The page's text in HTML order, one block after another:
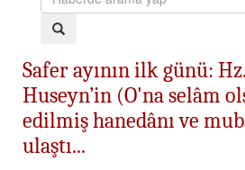
Safer ayının ilk günü:
Huseyn’in (O'na selâm
edilmiş hanedânı ve
ulaştı...